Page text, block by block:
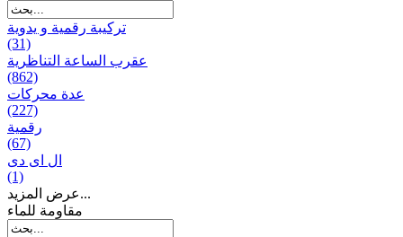
تركيبة رقمية و يدوية
(31)
عقرب الساعة التناظرية
(862)
عدة محركات
(227)
رقمية
(67)
ال ای دی
(1)
عرض المزيد...
مقاومة للماء